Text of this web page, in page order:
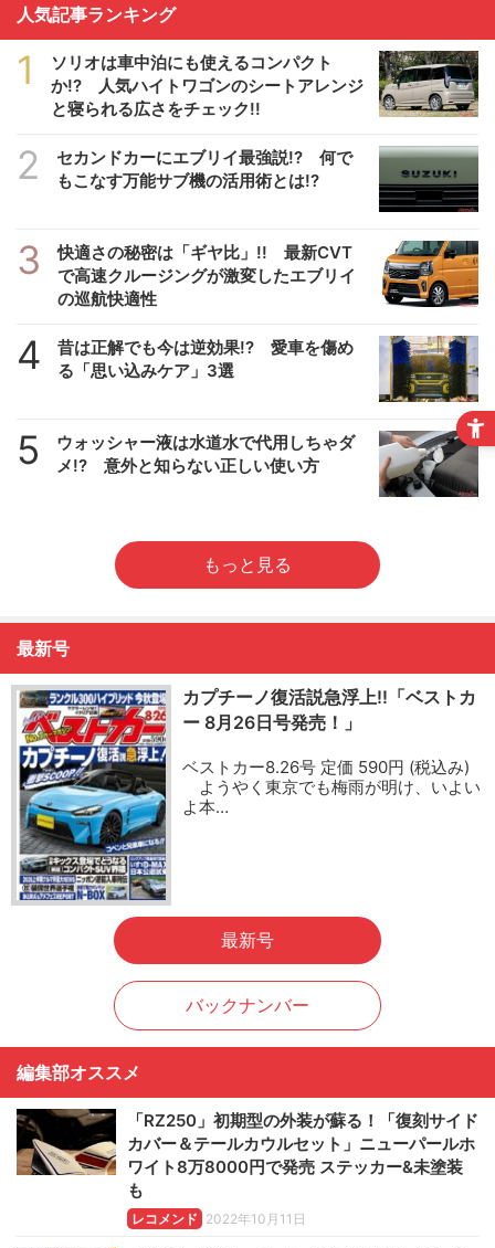
人気記事ランキング
1
ソリオは車中泊にも使えるコンパクト
か!? 人気ハイトワゴンのシートアレンジ
と寝られる広さをチェック!!
2
セカンドカーにエブリイ最強説!? 何で
もこなす万能サブ機の活用術とは!?
3
快適さの秘密は「ギヤ比」!! 最新CVT
で高速クルージングが激変したエブリイ
の巡航快適性
4
昔は正解でも今は逆効果!? 愛車を傷め
る「思い込みケア」3選
5
ウォッシャー液は水道水で代用しちゃダ
メ!? 意外と知らない正しい使い方
もっと見る
最新号
カプチーノ復活説急浮上!!「ベストカ
ー 8月26日号発売！」
ベストカー8.26号 定価 590円 (税込み)
ようやく東京でも梅雨が明け、いよい
よ本…
最新号
バックナンバー
編集部オススメ
「RZ250」初期型の外装が蘇る！「復刻サイド
カバー＆テールカウルセット」ニューパールホ
ワイト8万8000円で発売 ステッカー&未塗装
も
レコメンド 2022年10月11日